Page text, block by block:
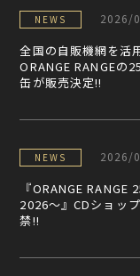
NEWS 2026/
全国の自販機網を活
ORANGE RANGEの
缶が販売決定!!
NEWS 2026/
『ORANGE RANGE
2026〜』CDショッ
禁!!